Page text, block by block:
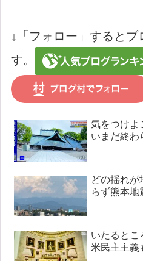
↓「フォロー」するとブ
す。
気をつけよ
いまだ終わ
どの揺れが
らず熊本地
いたるとこ
米民主主義